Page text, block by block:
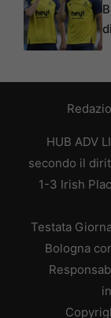
HUB ADV
secondo il
1-3 Irish
Testata
Bologna